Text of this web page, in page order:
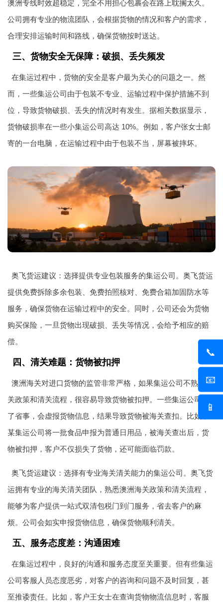
📞
📧
📱
澳洲专线时效超稳定，完全不用担心包裹会在路上耽搁太久。
公司拥有专业的物流团队，会根据货物的情况和客户的需求，
合理安排运输时间和路线，确保货物按时送达。
三、货物安全无保障：破损、丢失频发
在集运过程中，货物的安全是客户最为关心的问题之一。然
而，一些集运公司由于包装不专业、运输过程中保护措施不到
位，导致货物破损、丢失的情况时有发生。据相关数据显示，
货物破损率在一些小集运公司高达 10%。例如，客户张女士邮
寄的一台电脑，在运输过程中由于包装不当，屏幕被摔坏。
奥飞货运建议：选择提供专业包装服务的集运公司。奥飞货运
提供免费拆除多余包装、免费拍照核对、免费合箱加固防水等
服务，确保货物在运输过程中的安全。同时，公司还会为货物
购买保险，一旦货物出现破损、丢失等情况，会给予相应的赔
偿。
四、清关难题：货物被扣押
澳洲海关对进口货物的监管非常严格，如果集运公司不熟悉海
关政策和清关流程，很容易导致货物被扣押。一些集运公司为
了省事，会虚报货物信息，结果导致货物被海关查扣。比如，
某集运公司将一批食品申报为普通日用品，被海关查出后，货
物被扣押，客户不仅损失了货物，还可能面临罚款。
奥飞货运建议：选择有专业海关清关能力的集运公司。奥飞货
运拥有专业的海关清关团队，熟悉澳洲海关政策和清关流程，
能够为客户提供一站式双清包税门到门服务，省去客户的麻
烦。公司会如实申报货物信息，确保货物顺利清关。
五、服务态度差：沟通困难
在集运过程中，良好的沟通和服务态度至关重要。但有些集运
公司客服人员态度恶劣，对客户的咨询和问题不及时回复，甚
至推诿责任。比如，客户王女士在查询货物物流信息时，客服